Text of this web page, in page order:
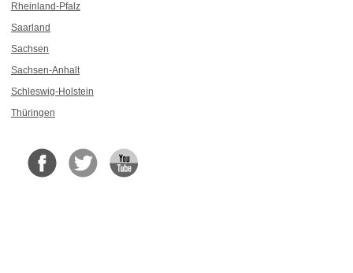
Rheinland-Pfalz
Saarland
Sachsen
Sachsen-Anhalt
Schleswig-Holstein
Thüringen